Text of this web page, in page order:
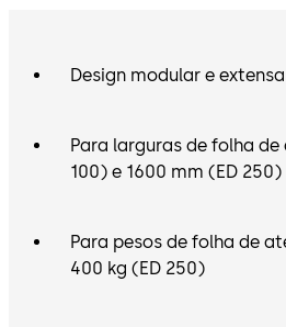
Design modular e
Para larguras de folha de
100) e 1600 mm (ED 250)
Para pesos de folha de
400 kg (ED 250)